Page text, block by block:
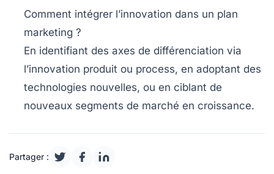
Comment intégrer l’innovation dans un plan
marketing ?
En identifiant des axes de différenciation via
l’innovation produit ou process, en adoptant des
technologies nouvelles, ou en ciblant de
nouveaux segments de marché en croissance.
Partager :